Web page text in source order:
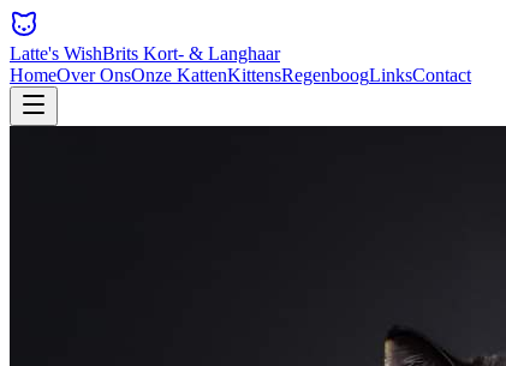
Latte's WishBrits Kort- & Langhaar
HomeOver OnsOnze KattenKittensRegenboogLinksContact